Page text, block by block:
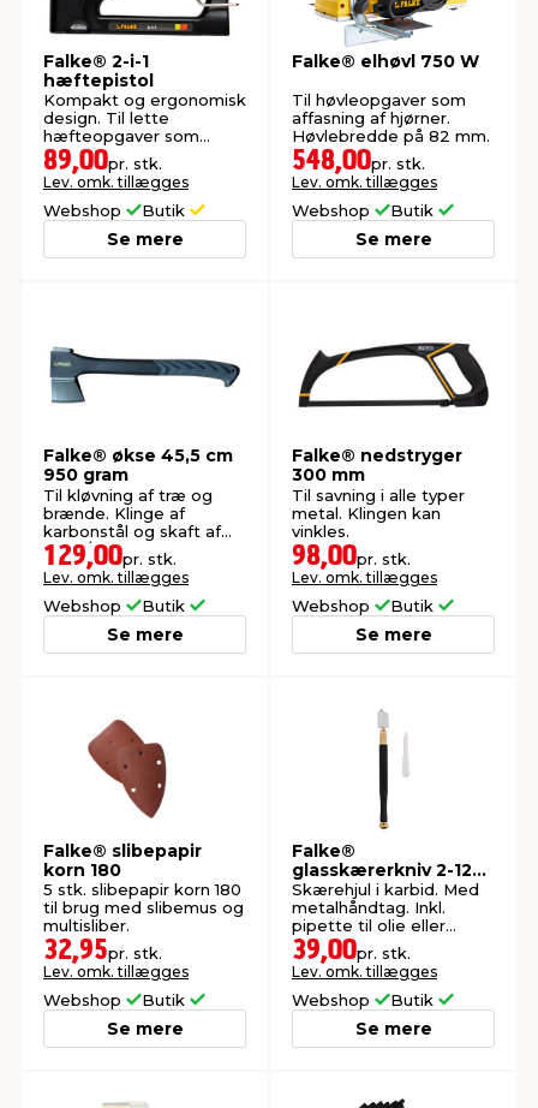
Falke® 2-i-1
hæftepistol
Kompakt og ergonomisk
design. Til lette
hæfteopgaver som
polstring og dekoration.
89,00pr. stk.
Lev. omk. tillægges
Webshop Butik
Se mere
Falke® elhøvl 750 W
Til høvleopgaver som
affasning af hjørner.
Høvlebredde på 82 mm.
548,00pr. stk.
Lev. omk. tillægges
Webshop Butik
Se mere
Falke® økse 45,5 cm
950 gram
Til kløvning af træ og
brænde. Klinge af
karbonstål og skaft af
nylon/fiberglas.
129,00pr. stk.
Lev. omk. tillægges
Webshop Butik
Se mere
Falke® nedstryger
300 mm
Til savning i alle typer
metal. Klingen kan
vinkles.
98,00pr. stk.
Lev. omk. tillægges
Webshop Butik
Se mere
Falke® slibepapir
korn 180
5 stk. slibepapir korn 180
til brug med slibemus og
multisliber.
32,95pr. stk.
Lev. omk. tillægges
Webshop Butik
Se mere
Falke®
glasskærerkniv 2-12
mm
Skærehjul i karbid. Med
metalhåndtag. Inkl.
pipette til olie eller
petroleum.
39,00pr. stk.
Lev. omk. tillægges
Webshop Butik
Se mere